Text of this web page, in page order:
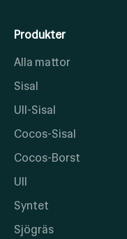
Produkter
Alla mattor
Sisal
Ull-Sisal
Cocos-Sisal
Cocos-Borst
Ull
Syntet
Sjögräs